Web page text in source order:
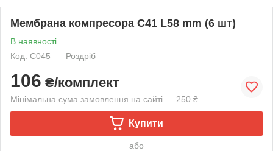
Мембрана компресора C41 L58 mm (6 шт)
В наявності
Код: C045
Роздріб
106 ₴/комплект
Мінімальна сума замовлення на сайті — 250 ₴
Купити
або